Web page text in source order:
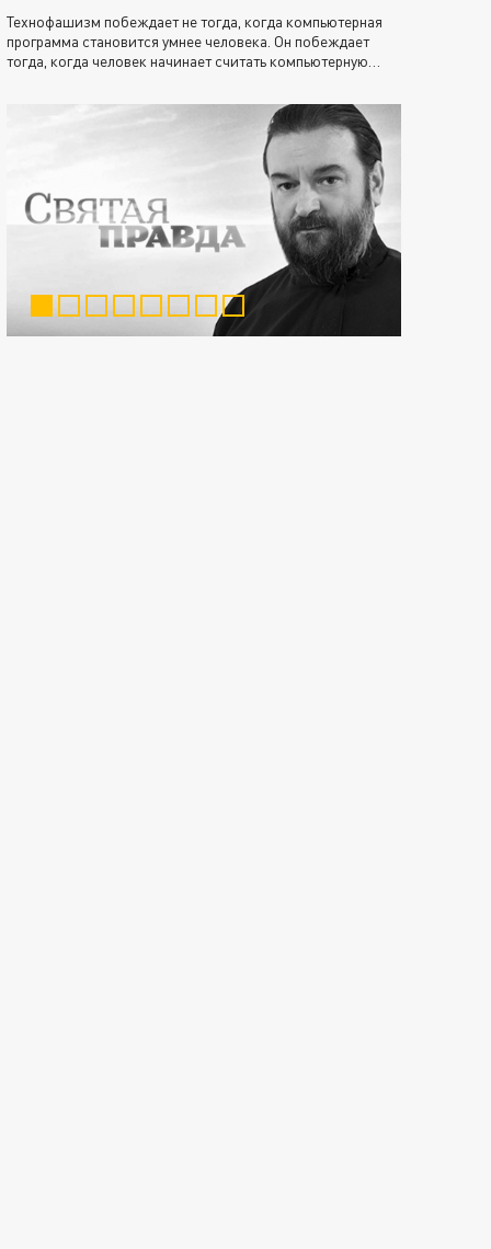
Технофашизм побеждает не тогда, когда компьютерная
программа становится умнее человека. Он побеждает
тогда, когда человек начинает считать компьютерную